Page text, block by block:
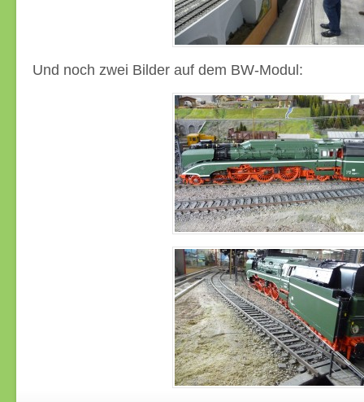
Und noch zwei Bilder auf dem BW-Modul: